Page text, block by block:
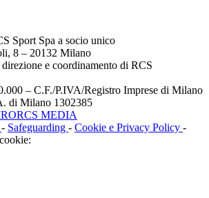
Sport Spa a socio unico
8 – 20132 Milano
e coordinamento di RCS
– C.F./P.IVA/Registro Imprese di Milano
di Milano 1302385
MEDIA
- Safeguarding - Cookie e Privacy Policy -